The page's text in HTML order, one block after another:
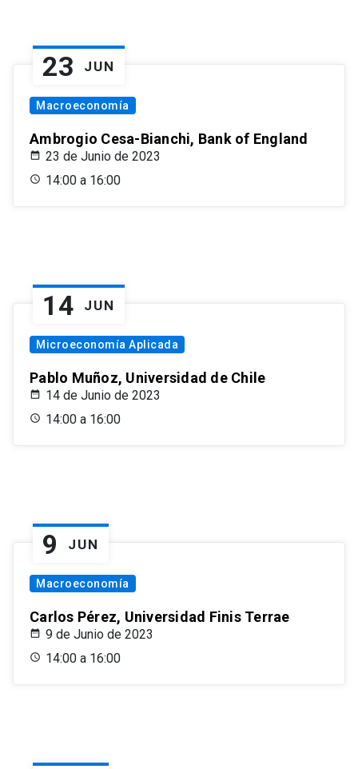
23 JUN
Macroeconomía
Ambrogio Cesa-Bianchi, Bank of England
23 de Junio de 2023
14:00 a 16:00
14 JUN
Microeconomía Aplicada
Pablo Muñoz, Universidad de Chile
14 de Junio de 2023
14:00 a 16:00
9 JUN
Macroeconomía
Carlos Pérez, Universidad Finis Terrae
9 de Junio de 2023
14:00 a 16:00